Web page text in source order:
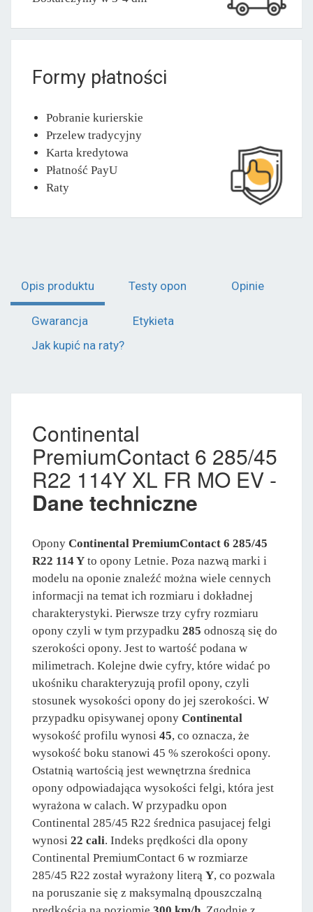
Formy płatności
Pobranie kurierskie
Przelew tradycyjny
Karta kredytowa
Płatność PayU
Raty
Opis produktu Testy opon Opinie
Gwarancja
Etykieta
Jak kupić na raty?
Continental
PremiumContact 6 285/45
R22 114Y XL FR MO EV -
Dane techniczne
Opony Continental PremiumContact 6 285/45
R22 114 Y to opony Letnie. Poza nazwą marki i
modelu na oponie znaleźć można wiele cennych
informacji na temat ich rozmiaru i dokładnej
charakterystyki. Pierwsze trzy cyfry rozmiaru
opony czyli w tym przypadku 285 odnoszą się do
szerokości opony. Jest to wartość podana w
milimetrach. Kolejne dwie cyfry, które widać po
ukośniku charakteryzują profil opony, czyli
stosunek wysokości opony do jej szerokości. W
przypadku opisywanej opony Continental
wysokość profilu wynosi 45, co oznacza, że
wysokość boku stanowi 45 % szerokości opony.
Ostatnią wartością jest wewnętrzna średnica
opony odpowiadająca wysokości felgi, która jest
wyrażona w calach. W przypadku opon
Continental 285/45 R22 średnica pasujacej felgi
wynosi 22 cali. Indeks prędkości dla opony
Continental PremiumContact 6 w rozmiarze
285/45 R22 został wyrażony literą Y, co pozwala
na poruszanie się z maksymalną dpouszczalną